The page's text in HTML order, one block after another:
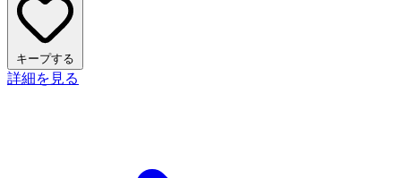
キープする
詳細を見る